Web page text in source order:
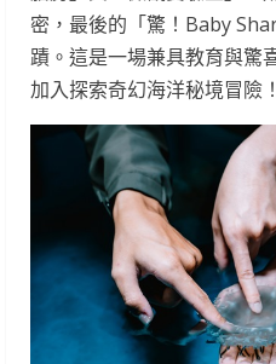
密，最後的「驚！Baby
蹟。這是一場兼具教育與驚
加入探索奇幻海洋秘境冒險！